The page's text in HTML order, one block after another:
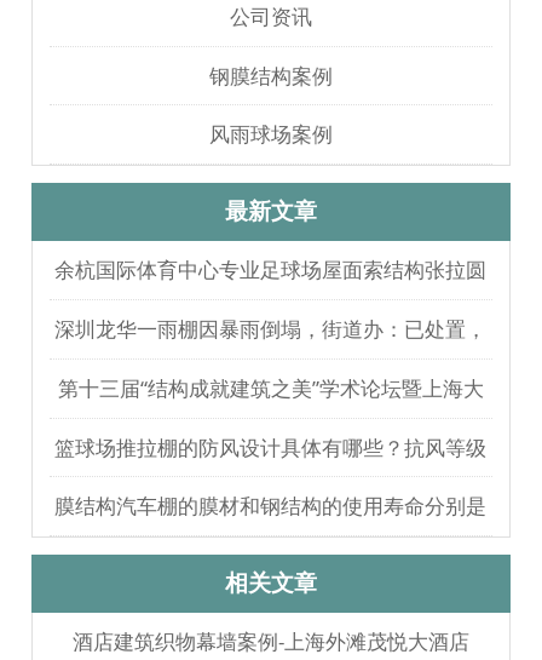
公司资讯
钢膜结构案例
风雨球场案例
最新文章
余杭国际体育中心专业足球场屋面索结构张拉圆
满完成
深圳龙华一雨棚因暴雨倒塌，街道办：已处置，
无人员伤亡
第十三届“结构成就建筑之美”学术论坛暨上海大
歌剧院观摩
篮球场推拉棚的防风设计具体有哪些？抗风等级
如何测试验证？
膜结构汽车棚的膜材和钢结构的使用寿命分别是
多久？
相关文章
酒店建筑织物幕墙案例-上海外滩茂悦大酒店